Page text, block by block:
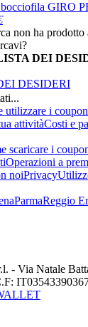
GIRO
non ha
DEI
DESIDERI
utilizzare i coupon
attivitàCosti e
scaricare i
Operazioni a
noiPrivacy
ParmaReggio
- Via Natale